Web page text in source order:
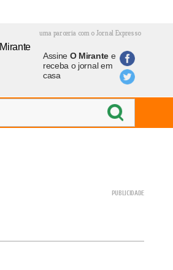
uma parceria com o Jornal Expresso
Assine O Mirantee
receba o jornal em
casa